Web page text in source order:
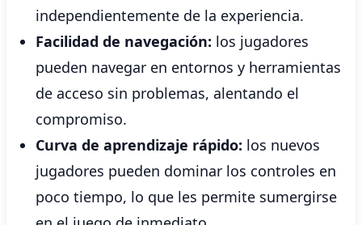
independientemente de la experiencia.
Facilidad de navegación: los jugadores
pueden navegar en entornos y herramientas
de acceso sin problemas, alentando el
compromiso.
Curva de aprendizaje rápido: los nuevos
jugadores pueden dominar los controles en
poco tiempo, lo que les permite sumergirse